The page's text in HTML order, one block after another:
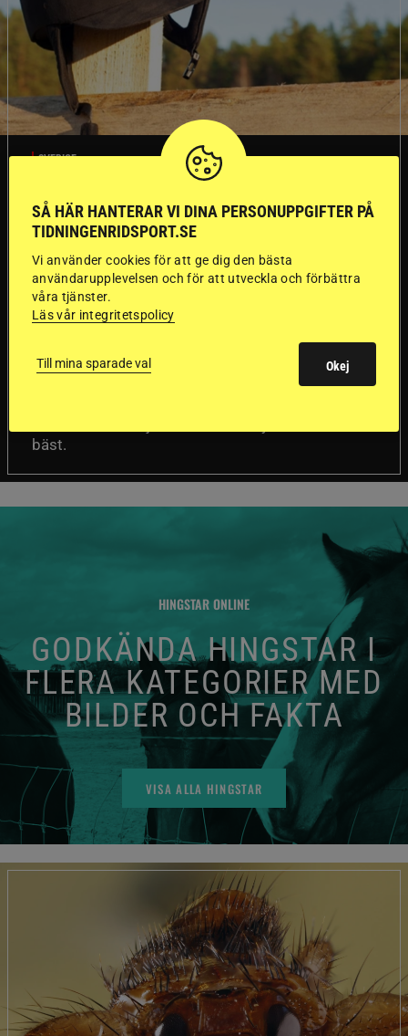
SVERIGE
Dyraste
ridhjälmarna blev
sämst i test
Försäkringsbolaget
Folksam har testat 15 ridhjälmar i olika
prisklasser för att se vilken som är den säkraste.
bäst.
HINGSTAR ONLINE
GODKÄNDA HINGSTAR I
FLERA KATEGORIER MED
BILDER OCH FAKTA
VISA ALLA HINGSTAR
SÅ HÄR HANTERAR VI DINA PERSONUPPGIFTER PÅ
TIDNINGENRIDSPORT.SE
Vi använder cookies för att ge dig den bästa
användarupplevelsen och för att utveckla och förbättra
våra tjänster.
Läs vår integritetspolicy
Till mina sparade val Okej